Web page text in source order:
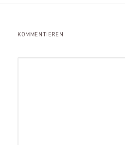
KOMMENTIEREN